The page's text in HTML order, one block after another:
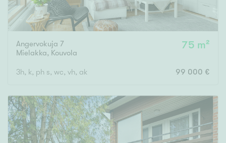
Järvi- tai merinäköala
Maalämpö
Oma ranta
Oma sauna
Parveke
Angervokuja 7
Mielakka, Kouvola
75 m²
3h, k, ph s, wc, vh, ak 99 000 €